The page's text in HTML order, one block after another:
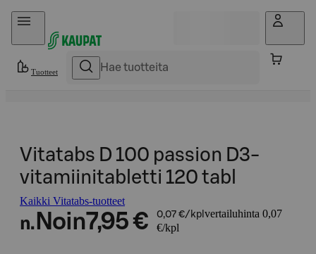
Hyppää sisältöön
Tuotteet
Vitatabs D 100 passion D3-
vitamiinitabletti 120 tabl
Kaikki Vitatabs-tuotteet
n. Noin7,95 € 0,07 €/kpl vertailuhinta 0,07
€/kpl